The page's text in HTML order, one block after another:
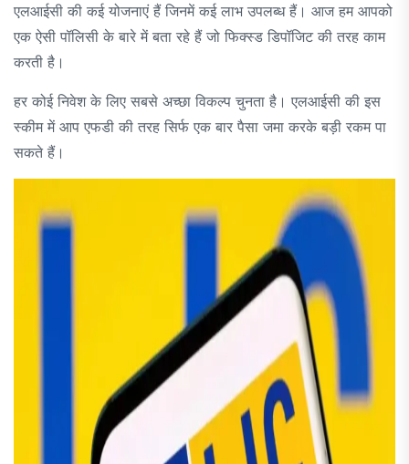
एलआईसी की कई योजनाएं हैं जिनमें कई लाभ उपलब्ध हैं। आज हम आपको
एक ऐसी पॉलिसी के बारे में बता रहे हैं जो फिक्स्ड डिपॉजिट की तरह काम
करती है।
हर कोई निवेश के लिए सबसे अच्छा विकल्प चुनता है। एलआईसी की इस
स्कीम में आप एफडी की तरह सिर्फ एक बार पैसा जमा करके बड़ी रकम पा
सकते हैं।